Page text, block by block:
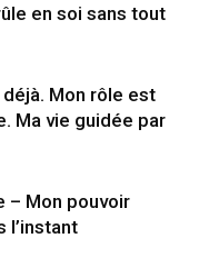
en soi sans tout
Mon rôle est
Ma vie guidée par
– Mon pouvoir
l’instant